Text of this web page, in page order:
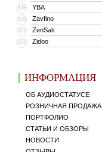
349 YBA
350 Zavfino
351 ZenSati
352 Zidoo
ИНФОРМАЦИЯ
ОБ АУДИОСТАТУСЕ
РОЗНИЧНАЯ ПРОДАЖА
ПОРТФОЛИО
СТАТЬИ И ОБЗОРЫ
НОВОСТИ